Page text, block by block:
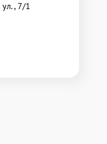
ул., 7/1